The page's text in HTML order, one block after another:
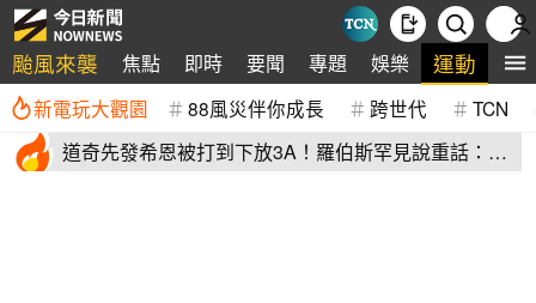
颱風來襲 焦點 即時 要聞 專題 娛樂 運動 全
新電玩大觀園 88風災伴你成長 跨世代 TCN
道奇先發希恩被打到下放3A！羅伯斯罕見說重話：他